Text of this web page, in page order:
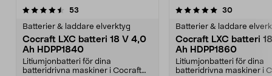
53
Batterier & laddare elverktyg
Cocraft LXC batteri 18 V 4,0
Ah HDPP1840
Litiumjonbatteri för dina
batteridrivna maskiner i Cocraft
5.0 av 5 stjärnor 30
Batterier & laddare
Cocraft LXC batteri
Ah HDPP1860
Litiumjonbatteri för dina
batteridrivna maskiner i
4.5 av 5 stjärnor